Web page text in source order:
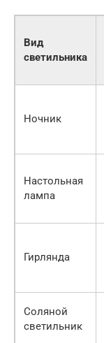
Вид
светильника
Ночник
Настольная
лампа
Гирлянда
Соляной
светильник